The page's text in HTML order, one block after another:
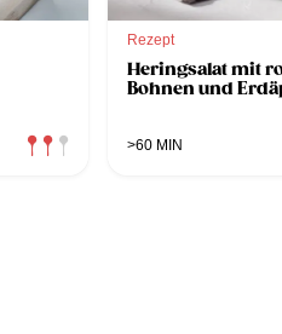
Rezept
Heringsalat mit
Bohnen und
>60 MIN